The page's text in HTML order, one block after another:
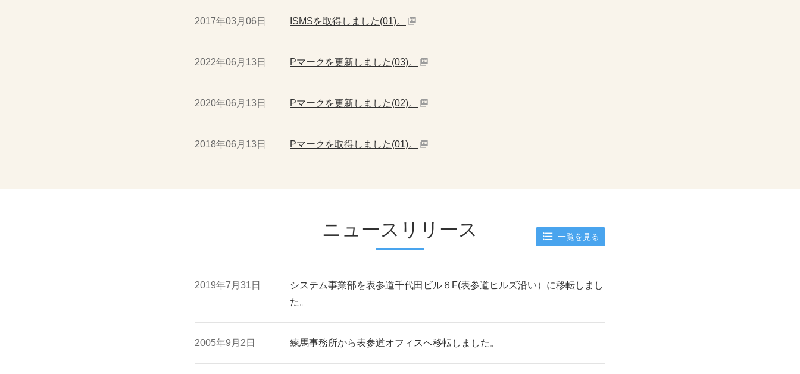
2017年03月06日 ISMSを取得しました(01)。
2022年06月13日 Pマークを更新しました(03)。
2020年06月13日 Pマークを更新しました(02)。
2018年06月13日 Pマークを取得しました(01)。
ニュースリリース
2019年7月31日
システム事業部を表参道千代田ビル６F(表参道ヒルズ沿い）に移転しまし
た。
2005年9月2日 練馬事務所から表参道オフィスへ移転しました。
一覧を見る